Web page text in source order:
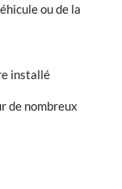
ou de la
installé
de nombreux